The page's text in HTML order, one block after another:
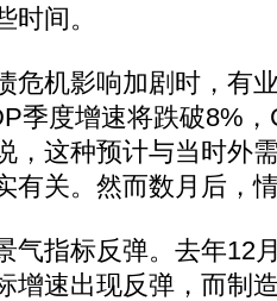
间。
机影响加剧时，有
季度增速将跌破8%
，这种预计与当时外
有关。然而数月后，
指标反弹。去年12
增速出现反弹，而制